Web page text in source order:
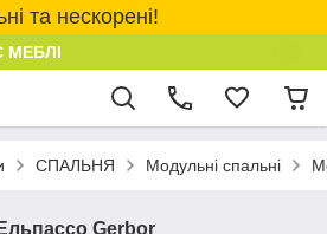
та нескорені!
МЕБЛІ
СПАЛЬНЯ Модульні спальні
Gerbor